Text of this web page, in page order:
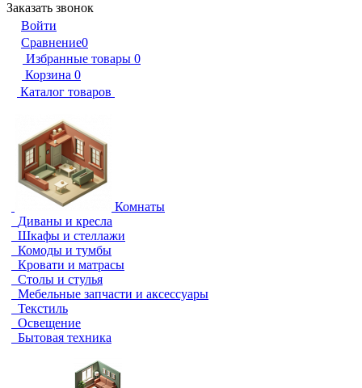
Заказать звонок
Войти
Сравнение0
Избранные товары 0
Корзина 0
Каталог товаров
Комнаты
Диваны и кресла
Шкафы и стеллажи
Комоды и тумбы
Кровати и матрасы
Столы и стулья
Мебельные запчасти и аксессуары
Текстиль
Освещение
Бытовая техника